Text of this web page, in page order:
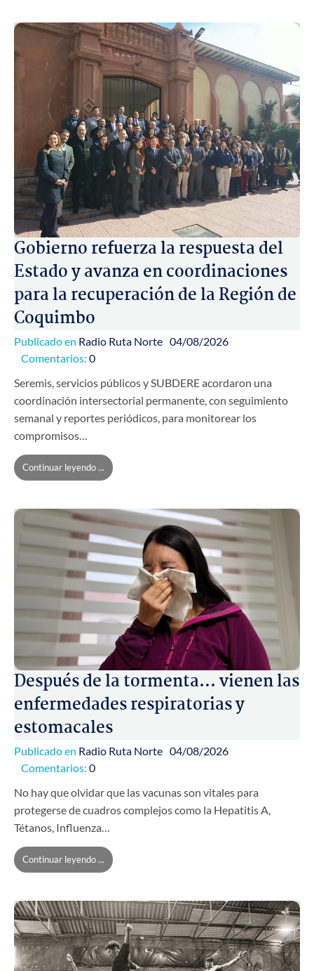
Gobierno refuerza la respuesta del
Estado y avanza en coordinaciones
para la recuperación de la Región de
Coquimbo
Publicado en Radio Ruta Norte 04/08/2026
Comentarios: 0
Seremis, servicios públicos y SUBDERE acordaron una
coordinación intersectorial permanente, con seguimiento
semanal y reportes periódicos, para monitorear los
compromisos…
Continuar leyendo ...
Después de la tormenta... vienen las
enfermedades respiratorias y
estomacales
Publicado en Radio Ruta Norte 04/08/2026
Comentarios: 0
No hay que olvidar que las vacunas son vitales para
protegerse de cuadros complejos como la Hepatitis A,
Tétanos, Influenza…
Continuar leyendo ...